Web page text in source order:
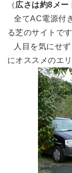
（広さは約8メー
全てAC電源付
る芝のサイトで
人目を気にせず
にオススメのエリ